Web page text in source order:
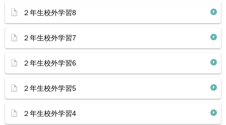
２年生校外学習8
２年生校外学習7
２年生校外学習6
２年生校外学習5
２年生校外学習4